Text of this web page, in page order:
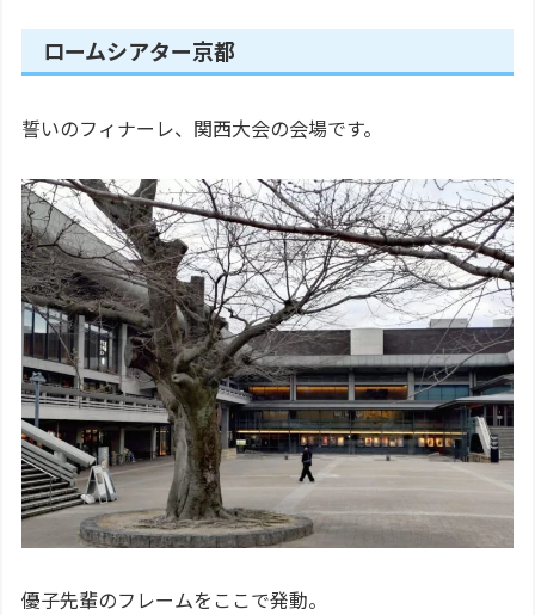
ロームシアター京都
誓いのフィナーレ、関西大会の会場です。
優子先輩のフレームをここで発動。